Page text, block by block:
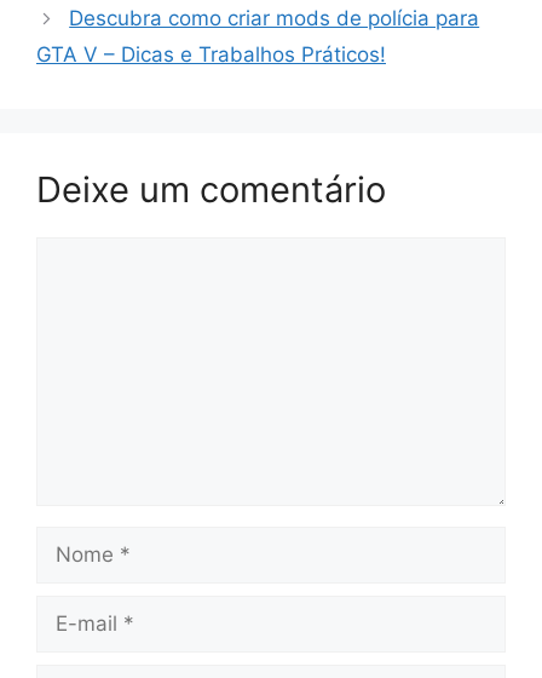
Descubra como criar mods de polícia para
GTA V – Dicas e Trabalhos Práticos!
Deixe um comentário
Nome